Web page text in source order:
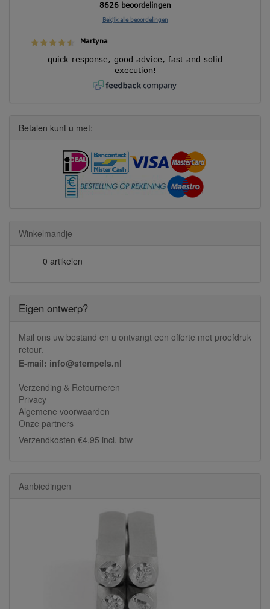
8626 beoordelingen
Bekijk alle beoordelingen
Martyna
quick response, good advice, fast and solid
execution!
Betalen kunt u met:
Winkelmandje
0 artikelen
Eigen ontwerp?
Mail ons uw bestand en u ontvangt een offerte met proefdruk
retour.
E-mail: info@stempels.nl
Verzending & Retourneren
Privacy
Algemene voorwaarden
Onze partners
Verzendkosten €4,95 incl. btw
Aanbiedingen